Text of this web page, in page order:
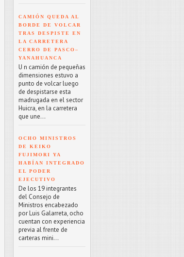
CAMIÓN QUEDA AL
BORDE DE VOLCAR
TRAS DESPISTE EN
LA CARRETERA
CERRO DE PASCO–
YANAHUANCA
U n camión de pequeñas
dimensiones estuvo a
punto de volcar luego
de despistarse esta
madrugada en el sector
Huicra, en la carretera
que une...
OCHO MINISTROS
DE KEIKO
FUJIMORI YA
HABÍAN INTEGRADO
EL PODER
EJECUTIVO
De los 19 integrantes
del Consejo de
Ministros encabezado
por Luis Galarreta, ocho
cuentan con experiencia
previa al frente de
carteras mini...